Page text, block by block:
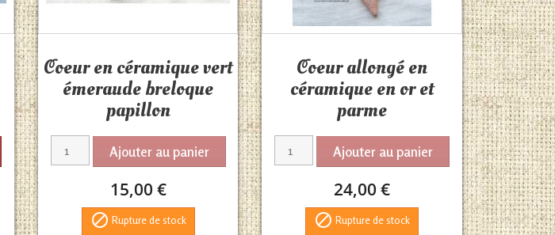
Coeur en céramique vert
émeraude breloque
papillon
Ajouter au panier
15,00 €
 Rupture de stock
Coeur allongé en
céramique en or et
parme
Ajouter au panier
24,00 €
 Rupture de stock